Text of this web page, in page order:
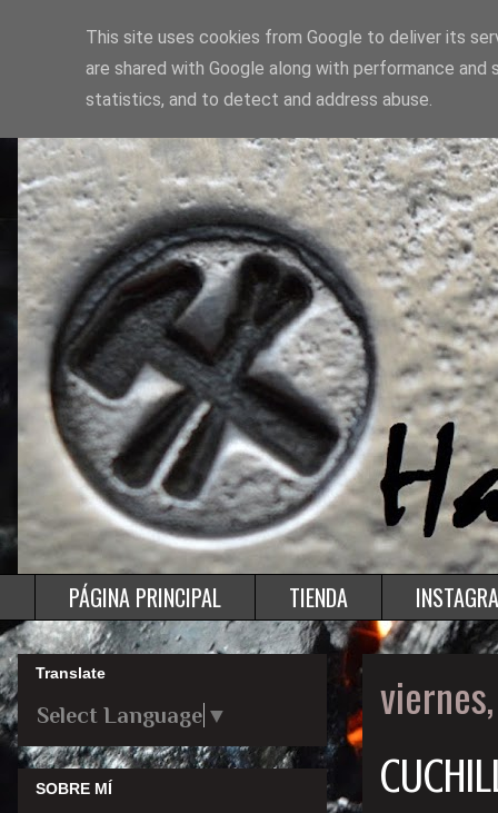
PÁGINA PRINCIPAL TIENDA
Translate
Select Language ▼
SOBRE MÍ
This site uses cookies from Google to deliver its
are shared with Google along with performance
statistics, and to detect and address abuse.